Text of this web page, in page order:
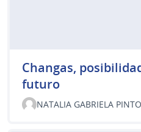
Changas,
futuro
NATALIA GABRIELA